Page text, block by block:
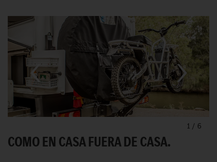
1 / 6
COMO EN CASA FUERA DE CASA.